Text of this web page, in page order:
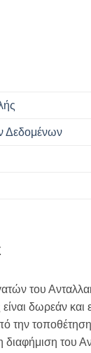
Δεδομένων
του
δωρεάν και
την
διαφήμιση του